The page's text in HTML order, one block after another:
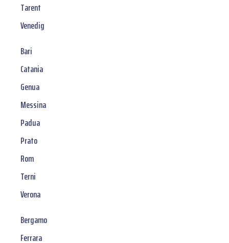
Tarent
Venedig
Bari
Catania
Genua
Messina
Padua
Prato
Rom
Terni
Verona
Bergamo
Ferrara